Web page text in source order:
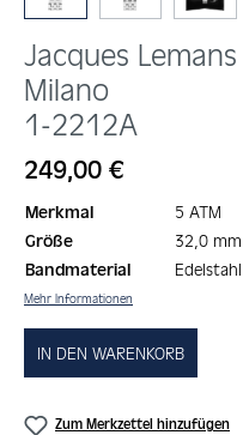
Jacques Lemans
Milano
1-2212A
Regulärer Preis:
249,00 €
Merkmal
5 ATM
Größe
32,0 mm
Bandmaterial
Edelstahl
Mehr Informationen
IN DEN WARENKORB
Zum Merkzettel hinzufügen